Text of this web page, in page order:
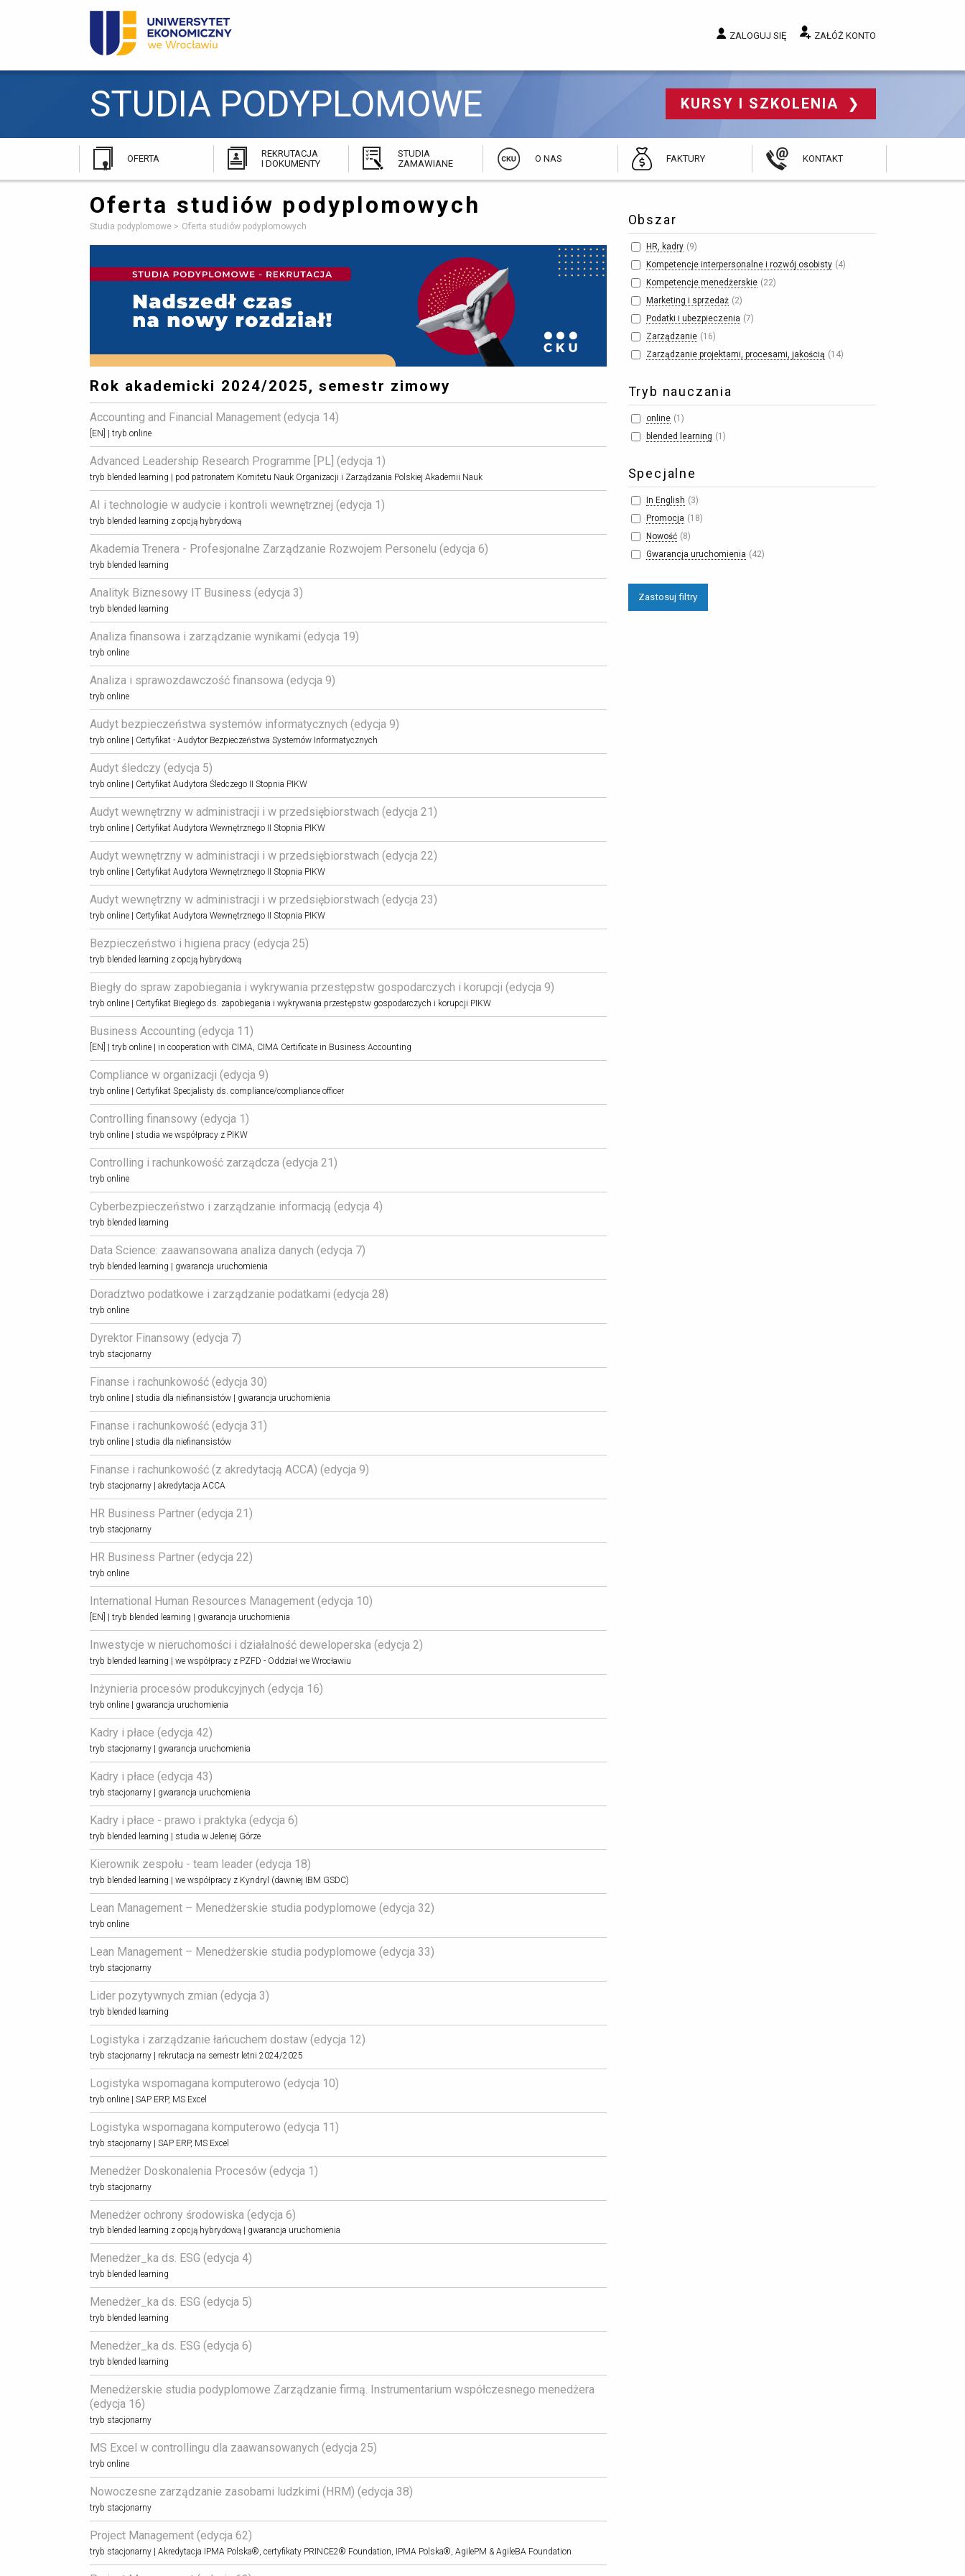
ZALOGUJ SIĘ ZAŁÓŻ KONTO
STUDIA PODYPLOMOWE KURSY I SZKOLENIA
OFERTA
REKRUTACJA
I DOKUMENTY
STUDIA
ZAMAWIANE
O NAS FAKTURY KONTAKT
Oferta studiów podyplomowych
Studia podyplomowe Oferta studiów podyplomowych
Rok akademicki 2024/2025, semestr zimowy
Accounting and Financial Management (edycja 14)
[EN] | tryb online
Advanced Leadership Research Programme [PL] (edycja 1)
tryb blended learning | pod patronatem Komitetu Nauk Organizacji i Zarządzania Polskiej Akademii Nauk
AI i technologie w audycie i kontroli wewnętrznej (edycja 1)
tryb blended learning z opcją hybrydową
Akademia Trenera - Profesjonalne Zarządzanie Rozwojem Personelu (edycja 6)
tryb blended learning
Analityk Biznesowy IT Business (edycja 3)
tryb blended learning
Analiza finansowa i zarządzanie wynikami (edycja 19)
tryb online
Analiza i sprawozdawczość finansowa (edycja 9)
tryb online
Audyt bezpieczeństwa systemów informatycznych (edycja 9)
tryb online | Certyfikat - Audytor Bezpieczeństwa Systemów Informatycznych
Audyt śledczy (edycja 5)
tryb online | Certyfikat Audytora Śledczego II Stopnia PIKW
Audyt wewnętrzny w administracji i w przedsiębiorstwach (edycja 21)
tryb online | Certyfikat Audytora Wewnętrznego II Stopnia PIKW
Audyt wewnętrzny w administracji i w przedsiębiorstwach (edycja 22)
tryb online | Certyfikat Audytora Wewnętrznego II Stopnia PIKW
Audyt wewnętrzny w administracji i w przedsiębiorstwach (edycja 23)
tryb online | Certyfikat Audytora Wewnętrznego II Stopnia PIKW
Bezpieczeństwo i higiena pracy (edycja 25)
tryb blended learning z opcją hybrydową
Biegły do spraw zapobiegania i wykrywania przestępstw gospodarczych i korupcji (edycja 9)
tryb online | Certyfikat Biegłego ds. zapobiegania i wykrywania przestępstw gospodarczych i korupcji PIKW
Business Accounting (edycja 11)
[EN] | tryb online | in cooperation with CIMA, CIMA Certificate in Business Accounting
Compliance w organizacji (edycja 9)
tryb online | Certyfikat Specjalisty ds. compliance/compliance officer
Controlling finansowy (edycja 1)
tryb online | studia we współpracy z PIKW
Controlling i rachunkowość zarządcza (edycja 21)
tryb online
Cyberbezpieczeństwo i zarządzanie informacją (edycja 4)
tryb blended learning
Data Science: zaawansowana analiza danych (edycja 7)
tryb blended learning | gwarancja uruchomienia
Doradztwo podatkowe i zarządzanie podatkami (edycja 28)
tryb online
Dyrektor Finansowy (edycja 7)
tryb stacjonarny
Finanse i rachunkowość (edycja 30)
tryb online | studia dla niefinansistów | gwarancja uruchomienia
Finanse i rachunkowość (edycja 31)
tryb online | studia dla niefinansistów
Finanse i rachunkowość (z akredytacją ACCA) (edycja 9)
tryb stacjonarny | akredytacja ACCA
HR Business Partner (edycja 21)
tryb stacjonarny
HR Business Partner (edycja 22)
tryb online
International Human Resources Management (edycja 10)
[EN] | tryb blended learning | gwarancja uruchomienia
Inwestycje w nieruchomości i działalność deweloperska (edycja 2)
tryb blended learning | we współpracy z PZFD - Oddział we Wrocławiu
Inżynieria procesów produkcyjnych (edycja 16)
tryb online | gwarancja uruchomienia
Kadry i płace (edycja 42)
tryb stacjonarny | gwarancja uruchomienia
Kadry i płace (edycja 43)
tryb stacjonarny | gwarancja uruchomienia
Kadry i płace - prawo i praktyka (edycja 6)
tryb blended learning | studia w Jeleniej Górze
Kierownik zespołu - team leader (edycja 18)
tryb blended learning | we współpracy z Kyndryl (dawniej IBM GSDC)
Lean Management – Menedżerskie studia podyplomowe (edycja 32)
tryb online
Lean Management – Menedżerskie studia podyplomowe (edycja 33)
tryb stacjonarny
Lider pozytywnych zmian (edycja 3)
tryb blended learning
Logistyka i zarządzanie łańcuchem dostaw (edycja 12)
tryb stacjonarny | rekrutacja na semestr letni 2024/2025
Logistyka wspomagana komputerowo (edycja 10)
tryb online | SAP ERP, MS Excel
Logistyka wspomagana komputerowo (edycja 11)
tryb stacjonarny | SAP ERP, MS Excel
Menedżer Doskonalenia Procesów (edycja 1)
tryb stacjonarny
Menedżer ochrony środowiska (edycja 6)
tryb blended learning z opcją hybrydową | gwarancja uruchomienia
Menedżer_ka ds. ESG (edycja 4)
tryb blended learning
Menedżer_ka ds. ESG (edycja 5)
tryb blended learning
Menedżer_ka ds. ESG (edycja 6)
tryb blended learning
Menedżerskie studia podyplomowe Zarządzanie firmą. Instrumentarium współczesnego menedżera
(edycja 16)
tryb stacjonarny
MS Excel w controllingu dla zaawansowanych (edycja 25)
tryb online
Nowoczesne zarządzanie zasobami ludzkimi (HRM) (edycja 38)
tryb stacjonarny
Project Management (edycja 62)
tryb stacjonarny | Akredytacja IPMA Polska®, certyfikaty PRINCE2® Foundation, IPMA Polska®, AgilePM & AgileBA Foundation
Obszar
HR, kadry
9
Kompetencje interpersonalne i rozwój osobisty
4
Kompetencje menedżerskie 22
Marketing i sprzedaż 2
Podatki i ubezpieczenia
7
Zarządzanie 16
Zarządzanie projektami, procesami, jakością
14
Tryb nauczania
online 1
blended learning
1
Specjalne
In English
3
Promocja
18
Nowość 8
Gwarancja uruchomienia
42